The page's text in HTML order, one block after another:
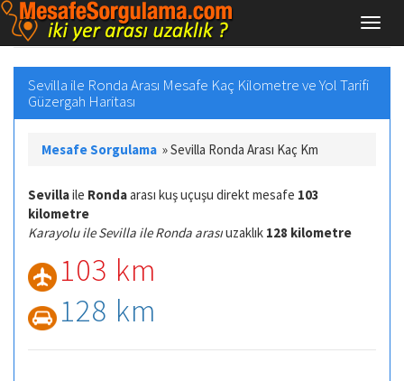
Sevilla ile Ronda Arası Mesafe Kaç Kilometre ve Yol Tarifi
Güzergah Haritası
Mesafe Sorgulama »Sevilla Ronda Arası Kaç Km
Sevillaile Rondaarası kuş uçuşu direkt mesafe 103
kilometre
Karayolu ile Sevilla ile Ronda arasıuzaklık 128 kilometre
103 km
128 km